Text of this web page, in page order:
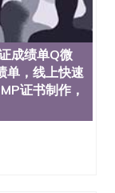
、改成绩、
凭、学历
制作、办
业证、毕业
、使馆留学
文凭认证学
证、英国文
加拿大文凭
：
成绩单Q微
单，线上快速
证书制作，